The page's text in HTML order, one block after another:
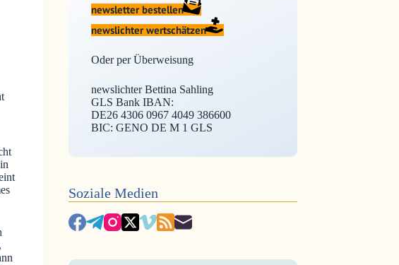
newsletter bestellen
newslichter wertschätzen
Oder per Überweisung
newslichter Bettina Sahling
GLS Bank IBAN:
DE26 4306 0967 4049 386600
BIC: GENO DE M 1 GLS
Soziale Medien